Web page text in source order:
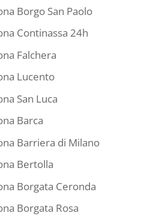
Borgo San Paolo
Continassa 24h
Falchera
Lucento
San Luca
Barca
Barriera di Milano
Bertolla
Borgata Ceronda
Borgata Rosa